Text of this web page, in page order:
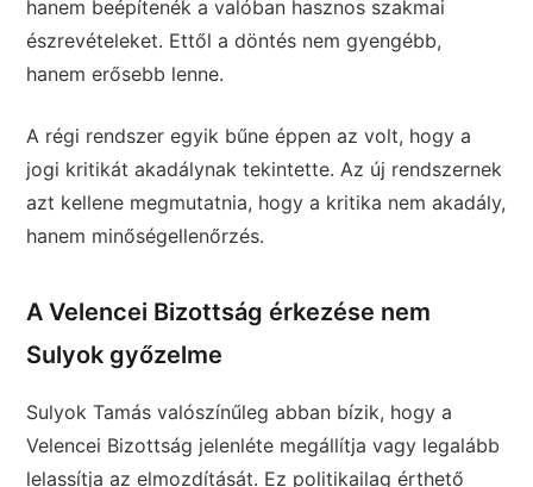
hanem beépítenék a valóban hasznos szakmai
észrevételeket. Ettől a döntés nem gyengébb,
hanem erősebb lenne.
A régi rendszer egyik bűne éppen az volt, hogy a
jogi kritikát akadálynak tekintette. Az új rendszernek
azt kellene megmutatnia, hogy a kritika nem akadály,
hanem minőségellenőrzés.
A Velencei Bizottság érkezése nem
Sulyok győzelme
Sulyok Tamás valószínűleg abban bízik, hogy a
Velencei Bizottság jelenléte megállítja vagy legalább
lelassítja az elmozdítását. Ez politikailag érthető